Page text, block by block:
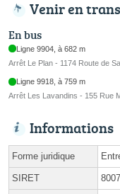
Venir en
En bus
Ligne 9904, à 682 m
Arrêt Le Plan - 1174 Route de
Ligne 9918, à 759 m
Arrêt Les Lavandins - 155 Rue
Informations
Forme juridique
SIRET